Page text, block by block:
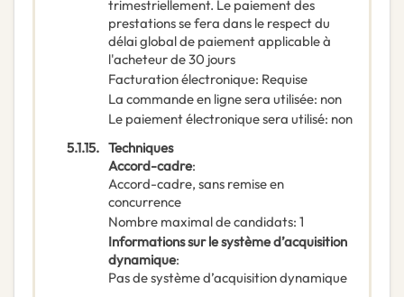
trimestriellement. Le paiement des
prestations se fera dans le respect du
délai global de paiement applicable à
l'acheteur de 30 jours
Facturation électronique: Requise
La commande en ligne sera utilisée: non
Le paiement électronique sera utilisé: non
5.1.15. Techniques
Accord-cadre:
Accord-cadre, sans remise en
concurrence
Nombre maximal de candidats: 1
Informations sur le système d’acquisition
dynamique:
Pas de système d’acquisition dynamique